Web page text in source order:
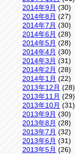
2014年9月 (30)
2014年8月 (27)
2014年7月 (30)
2014年6月 (28)
2014年5月 (28)
2014年4月 (30)
2014年3月 (31)
2014年2月 (28)
2014年1月 (22)
2013年12月 (28)
2013年11月 (29)
2013年10月 (31)
2013年9月 (30)
2013年8月 (28)
2013年7月 (32)
2013年6月 (31)
2013年5月 (26)